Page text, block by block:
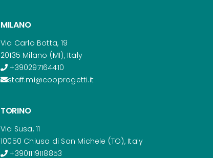
MILANO
Via Carlo Botta, 19
20135 Milano (MI), Italy
+390297164410
staff.mi@cooprogetti.it
TORINO
Via Susa, 11
10050 Chiusa di San Michele (TO), Italy
+3901119118853